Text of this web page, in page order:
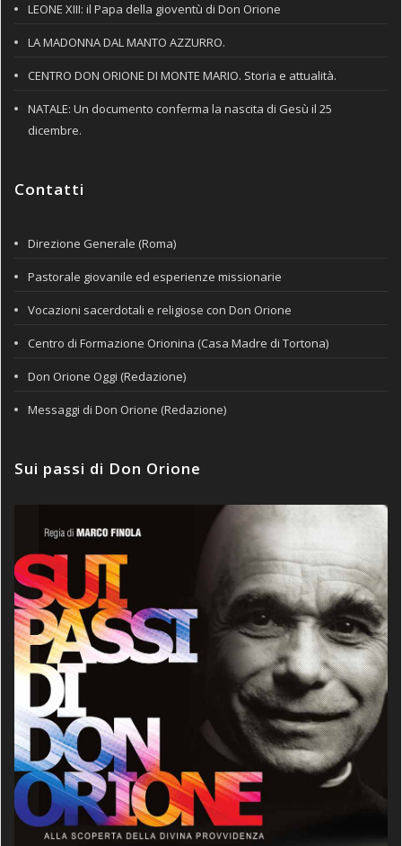
LEONE XIII: il Papa della gioventù di Don Orione
LA MADONNA DAL MANTO AZZURRO.
CENTRO DON ORIONE DI MONTE MARIO. Storia e attualità.
NATALE: Un documento conferma la nascita di Gesù il 25
dicembre.
Contatti
Direzione Generale (Roma)
Pastorale giovanile ed esperienze missionarie
Vocazioni sacerdotali e religiose con Don Orione
Centro di Formazione Orionina (Casa Madre di Tortona)
Don Orione Oggi (Redazione)
Messaggi di Don Orione (Redazione)
Sui passi di Don Orione